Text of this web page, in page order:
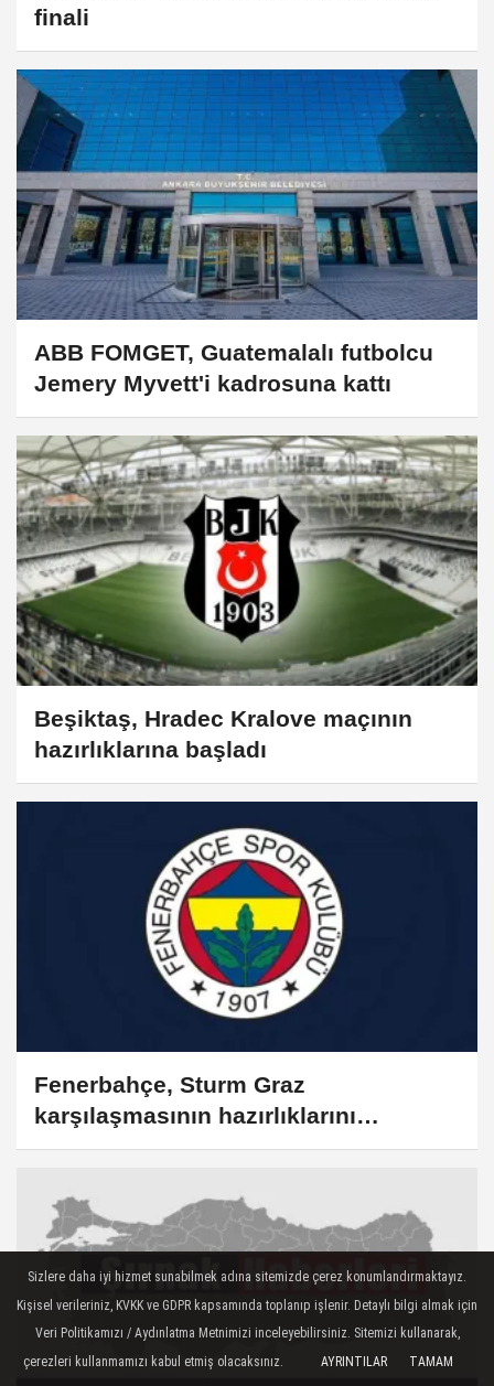
finali
ABB FOMGET, Guatemalalı futbolcu
Jemery Myvett'i kadrosuna kattı
Beşiktaş, Hradec Kralove maçının
hazırlıklarına başladı
Fenerbahçe, Sturm Graz
karşılaşmasının hazırlıklarını
sürdürdü
Sizlere daha iyi hizmet sunabilmek adına sitemizde çerez konumlandırmaktayız.
Kişisel verileriniz, KVKK ve GDPR kapsamında toplanıp işlenir. Detaylı bilgi almak için
Veri Politikamızı / Aydınlatma Metnimizi inceleyebilirsiniz. Sitemizi kullanarak,
çerezleri kullanmamızı kabul etmiş olacaksınız.
AYRINTILAR TAMAM